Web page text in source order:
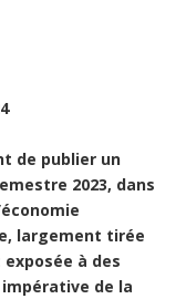
de publier un
2023, dans
largement tirée
à des
de la